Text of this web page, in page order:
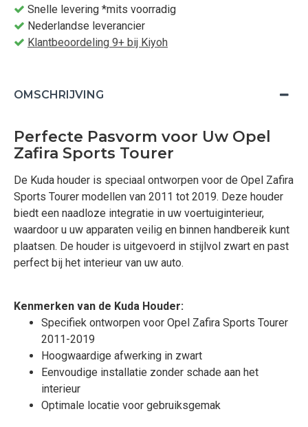
Snelle levering *mits voorradig
Nederlandse leverancier
Klantbeoordeling 9+ bij Kiyoh
OMSCHRIJVING
Perfecte Pasvorm voor Uw Opel
Zafira Sports Tourer
De Kuda houder is speciaal ontworpen voor de Opel Zafira
Sports Tourer modellen van 2011 tot 2019. Deze houder
biedt een naadloze integratie in uw voertuiginterieur,
waardoor u uw apparaten veilig en binnen handbereik kunt
plaatsen. De houder is uitgevoerd in stijlvol zwart en past
perfect bij het interieur van uw auto.
Kenmerken van de Kuda Houder:
Specifiek ontworpen voor Opel Zafira Sports Tourer
2011-2019
Hoogwaardige afwerking in zwart
Eenvoudige installatie zonder schade aan het
interieur
Optimale locatie voor gebruiksgemak